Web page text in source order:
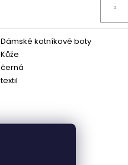
Dámské kotníkové boty
Kůže
černá
textil